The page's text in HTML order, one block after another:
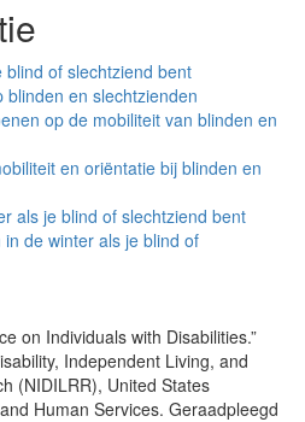
of slechtziend bent
blinden en slechtzienden
op de mobiliteit van blinden en
en oriëntatie bij blinden en
als je blind of slechtziend bent
de winter als je blind of
on Individuals with Disabilities.”
Independent Living, and
(NIDILRR), United States
Human Services. Geraadpleegd